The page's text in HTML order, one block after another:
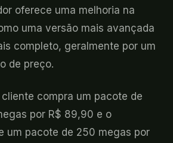
oferece uma melhoria na
uma versão mais avançada
completo, geralmente por um
de preço.
compra um pacote de
por R$ 89,90 e o
um pacote de 250 megas por